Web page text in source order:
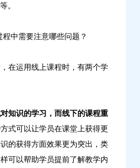
。
中需要注意哪些问题？
在运用线上课程时，有两个学
知识的学习，而线下的课程重
方式可以让学员在课堂上获得更
的获得方面效果更为突出，类
可以帮助学员提前了解教学内